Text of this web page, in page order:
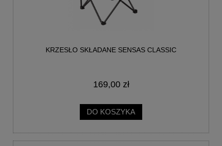
KRZESŁO SKŁADANE SENSAS CLASSIC
169,00 zł
DO KOSZYKA